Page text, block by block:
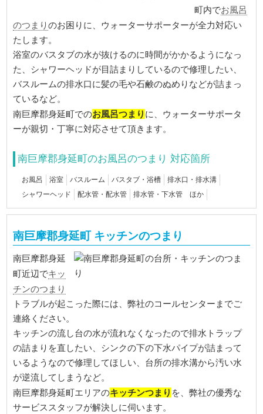
町内でお風呂
のつまりのお困りに、ウォーターサポーターが全力対応い
たします。
浴室のバスタブの水が抜けるのに時間がかかるようになっ
た、シャワーヘッドが目詰まりしているので修理したい、
バスルームの排水口に髪の毛や石鹸のぬめりなどが詰まっ
ているなど。
南巨摩郡身延町でのお風呂つまり に、ウォーターサポータ
ーが親切・丁寧に対応させて頂きます。
南巨摩郡身延町のお風呂のつまり 対応箇所
お風呂 浴室 バスルーム バスタブ・浴槽
排水口・排水溝
シャワーヘッド
配水管・配水管 排水管・下水管 ほか
南巨摩郡身延町 キッチンのつまり
南巨摩郡身延
町近辺でキッ
チンのつまり
トラブルが起こった際には、弊社のコールセンターまでご
連絡ください。
キッチンの流し台の水が流れなくなったので排水トラップ
の詰まりを直したい、シンクの下の下水パイプが詰まって
いるようなので修理してほしい、台所の排水溝から汚い水
が逆流してしまうなど。
南巨摩郡身延町エリアのキッチンつまり を、弊社の優秀な
サービススタッフが解決しに伺います。